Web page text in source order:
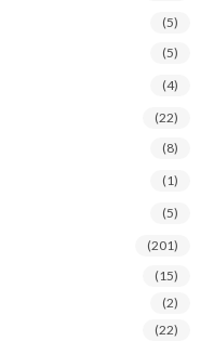
(5)
(5)
(4)
(22)
(8)
(1)
(5)
(201)
(15)
(2)
(22)